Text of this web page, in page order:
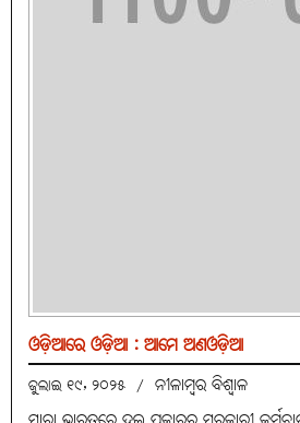
ଓଡ଼ିଆରେ ଓଡ଼ିଆ : ଆମେ ଅଣଓଡ଼ିଆ
ଜୁଲାଇ ୧୯, ୨୦୨୫ / ନୀଳାମ୍ବର ବିଶ୍ବାଳ